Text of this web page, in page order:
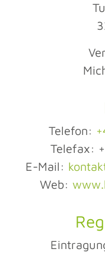
Telefon:
Telefax:
E-Mail:
Web: